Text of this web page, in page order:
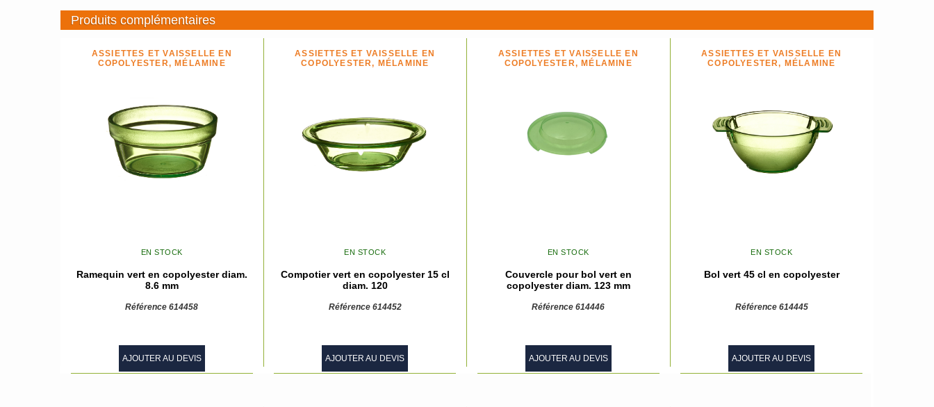
Produits complémentaires
ASSIETTES ET VAISSELLE EN
COPOLYESTER, MÉLAMINE
EN STOCK
Ramequin vert en copolyester diam.
8.6 mm
Référence 614458
AJOUTER AU DEVIS
ASSIETTES ET VAISSELLE EN
COPOLYESTER, MÉLAMINE
EN STOCK
Compotier vert en copolyester 15 cl
diam. 120
Référence 614452
AJOUTER AU DEVIS
ASSIETTES ET VAISSELLE EN
COPOLYESTER, MÉLAMINE
EN STOCK
Couvercle pour bol vert en
copolyester diam. 123 mm
Référence 614446
AJOUTER AU DEVIS
ASSIETTES ET VAISSELLE EN
COPOLYESTER, MÉLAMINE
EN STOCK
Bol vert 45 cl en copolyester
Référence 614445
AJOUTER AU DEVIS